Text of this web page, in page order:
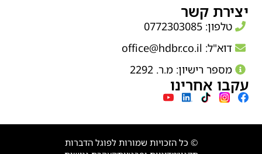
יצירת קשר
טלפון: 0772303085
דוא"ל: office@hdbr.co.il
מספר רישיון: מ.ר. 2292
עקבו אחרינו
© כל הזכויות שמורות לפוגל הדברות